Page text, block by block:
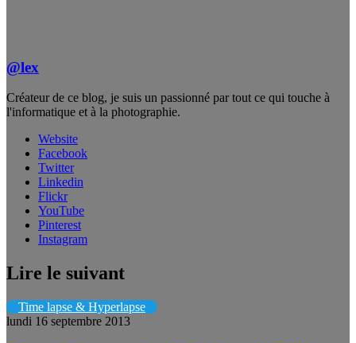
@lex
Créateur de ce blog, je suis un passionné par tout ce qui touche à
l'informatique et à la photographie.
Website
Facebook
Twitter
Linkedin
Flickr
YouTube
Pinterest
Instagram
Lire le suivant
Time lapse & Hyperlapse
lundi 16 septembre 2013